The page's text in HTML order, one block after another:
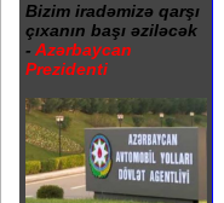
Bizim iradəmizə qarşı
çıxanın başı əziləcək
- Azərbaycan
Prezidenti